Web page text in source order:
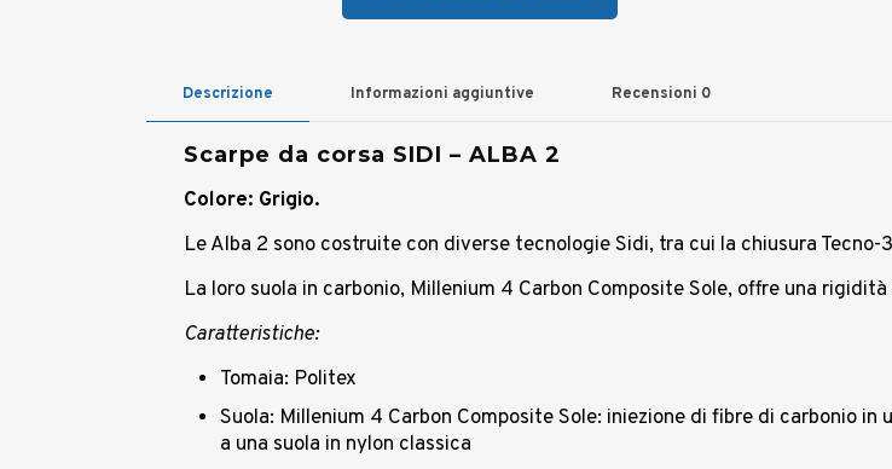
Descrizione Informazioni aggiuntive Recensioni 0
Scarpe da corsa SIDI – ALBA 2
Colore: Grigio.
Le Alba 2 sono costruite con diverse tecnologie Sidi, tra cui la chiusura
La loro suola in carbonio, Millenium 4 Carbon Composite Sole, offre una
Caratteristiche:
Tomaia: Politex
Suola: Millenium 4 Carbon Composite Sole: iniezione di fibre di carbonio
a una suola in nylon classica